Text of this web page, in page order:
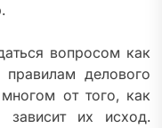
вопросом как
правилам делового
от того, как
зависит их исход.